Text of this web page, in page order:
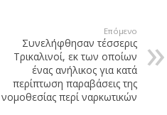
Επόμενο
Συνελήφθησαν τέσσερις
Τρικαλινοί, εκ των οποίων
ένας ανήλικος για κατά
περίπτωση παραβάσεις της
νομοθεσίας περί ναρκωτικών